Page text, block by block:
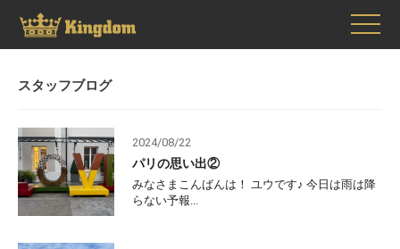
スタッフブログ
2024/08/22
パリの思い出②
みなさまこんばんは！ ユウです♪ 今日は雨は降
らない予報...